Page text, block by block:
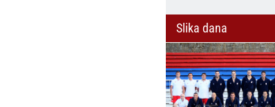
Slika dana